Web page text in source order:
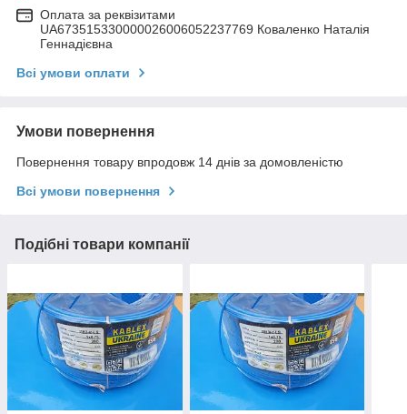
Оплата за реквізитами
UA673515330000026006052237769 Коваленко Наталія
Геннадієвна
Всі умови оплати
Умови повернення
Повернення товару впродовж 14 днів за домовленістю
Всі умови повернення
Подібні товари компанії